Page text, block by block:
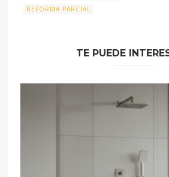
REFORMA PARCIAL
TE PUEDE